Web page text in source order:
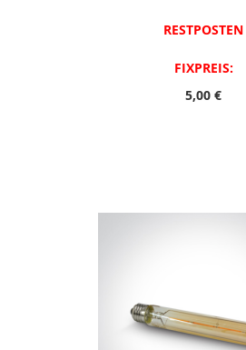
RESTPOSTEN
FIXPREIS:
5,00 €